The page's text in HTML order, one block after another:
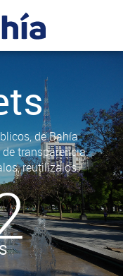
de Bahía
transparencia.
reutilizalos.